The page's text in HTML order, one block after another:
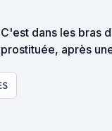
C'est dans les bras
prostituée, après
de Bitche, périt
Vous ne pûtes rien y